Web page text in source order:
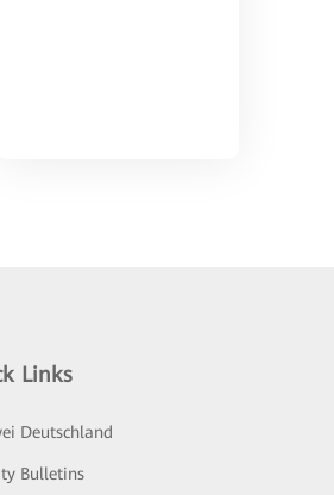
Links
Deutschland
Bulletins